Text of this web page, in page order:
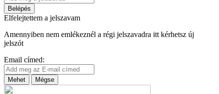
Belépés
Elfelejtettem a jelszavam
Amennyiben nem emlékeznél a régi jelszavadra itt kérhetsz új
jelszót
Email címed:
Mehet Mégse